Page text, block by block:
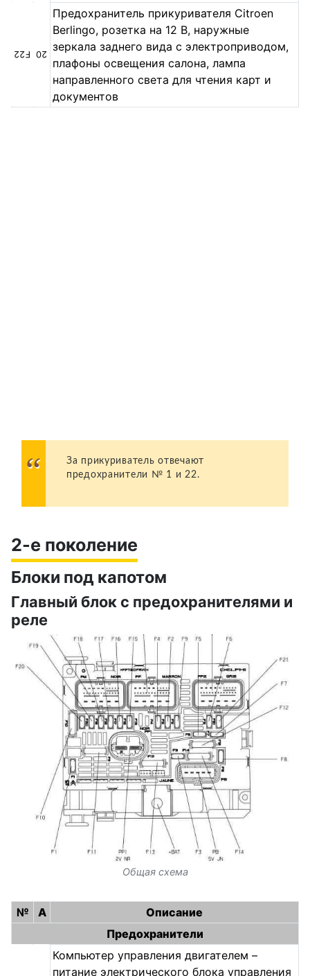
F22 20
Предохранитель прикуривателя Citroen
Berlingo, розетка на 12 В, наружные
зеркала заднего вида с электроприводом,
плафоны освещения салона, лампа
направленного света для чтения карт и
документов
За прикуриватель отвечают
предохранители № 1 и 22.
2-е поколение
Блоки под капотом
Главный блок с предохранителями и
реле
Общая схема
№ A
Описание
Предохранители
Компьютер управления двигателем –
питание электрического блока управления